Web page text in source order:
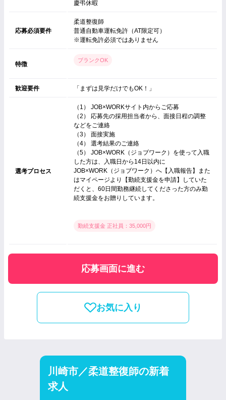
慶弔休暇
応募必須要件
柔道整復師
普通自動車運転免許（AT限定可）
※運転免許必須ではありません
特徴
ブランクOK
歓迎要件 「まずは見学だけでもOK！」
選考プロセス
（1） JOB×WORKサイト内からご応募
（2） 応募先の採用担当者から、面接日程の調整
などをご連絡
（3） 面接実施
（4） 選考結果のご連絡
（5） JOB×WORK（ジョブワーク）を使って入職
した方は、入職日から14日以内に
JOB×WORK（ジョブワーク）へ【入職報告】また
はマイページより【勤続支援金を申請】していた
だくと、60日間勤務継続してくださった方のみ勤
続支援金をお贈りしています。
勤続支援金 正社員：35,000円
応募画面に進む
お気に入り
川崎市／柔道整復師の新着
求人